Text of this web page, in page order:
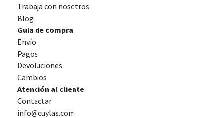
Trabaja con nosotros
Blog
Guia de compra
Envío
Pagos
Devoluciones
Cambios
Atención al cliente
Contactar
info@cuylas.com